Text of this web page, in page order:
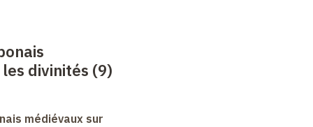
divinités (9)
médiévaux sur